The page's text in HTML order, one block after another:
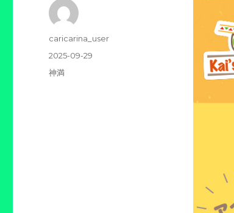
投
caricarina_user
投
稿
2025-09-29
カ
神満